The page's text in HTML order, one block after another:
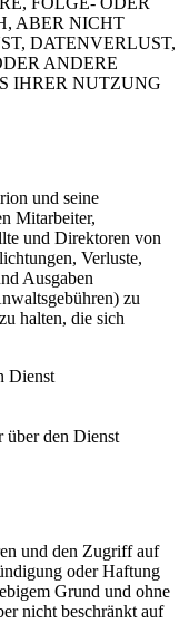
ABER NICHT
DATENVERLUST,
ANDERE
IHRER NUTZUNG
und seine
Mitarbeiter,
und Direktoren von
Verluste,
Ausgaben
zu
halten, die sich
Dienst
über den Dienst
und den Zugriff auf
oder Haftung
Grund und ohne
nicht beschränkt auf